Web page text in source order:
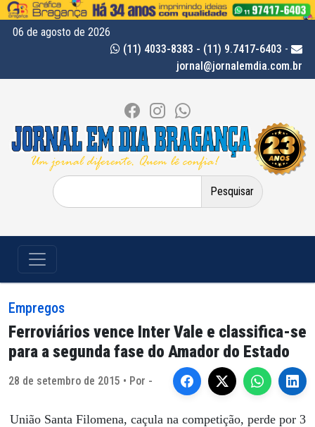
06 de agosto de 2026
(11) 4033-8383 - (11) 9.7417-6403 -
jornal@jornalemdia.com.br
Pesquisar
por:
Empregos
Ferroviários vence Inter Vale e classifica-se
para a segunda fase do Amador do Estado
28 de setembro de 2015 • Por -
União Santa Filomena, caçula na competição, perde por 3